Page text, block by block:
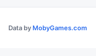
Data by MobyGames.com